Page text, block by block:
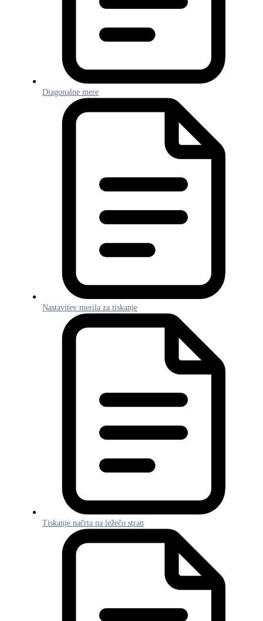
Diagonalne mere
Nastavitev merila za tiskanje
Tiskanje načrta na ležečo stran